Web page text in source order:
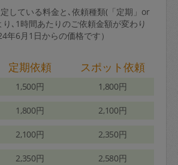
している料金と､依頼種類(「定期」or
り､1時間あたりのご依頼金額が変わり
年6月1日からの価格です）
定期依頼 スポット依頼
1,500円 1,800円
1,800円 2,100円
2,100円 2,350円
2,350円 2,580円